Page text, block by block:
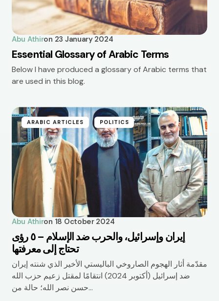
Abu Athiron 23 January 2024
Essential Glossary of Arabic Terms
Below I have produced a glossary of Arabic terms that
are used in this blog.
ARABIC ARTICLES POLITICS
Abu Athiron 18 October 2024
إيران وإسرائيل، والحرب ضد الإسلام – ٥ رؤى
تحتاج إلى معرفتها
مقدّمة أثار الهجوم الصاروخي الباليستي الأخير الذي شنته إيران
ضد إسرائيل (أكتوبر 2024) انتقامًا لمقتل زعيم حزب الله
حسن نصر الله؛ حالة من…